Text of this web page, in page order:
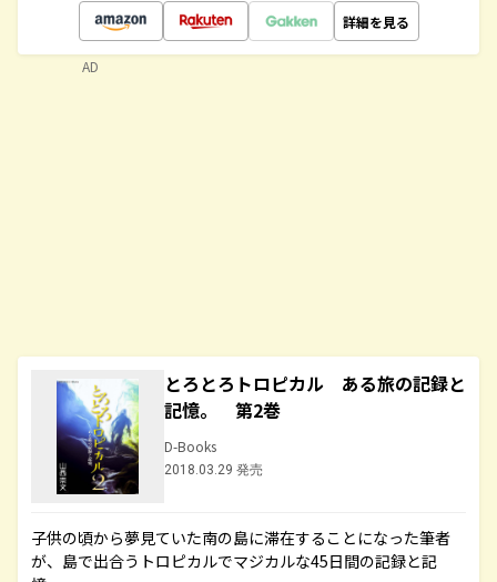
詳細を見る
とろとろトロピカル ある旅の記録と
記憶。 第2巻
D-Books
2018.03.29 発売
子供の頃から夢見ていた南の島に滞在することになった筆者
が、島で出合うトロピカルでマジカルな45日間の記録と記
AD